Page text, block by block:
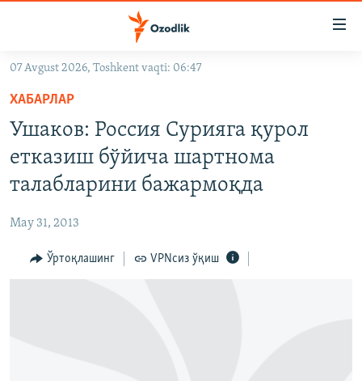
Асосий
навигацияга
ўтинг
Қидиришга
ўтинг
На русском
ИЖТИМОИЙ ТАРМОҚЛАР
07 Avgust 2026, Toshkent vaqti: 06:47
ХАБАРЛАР
Ушаков: Россия Сурияга қурол
етказиш бўйича шартнома
талабларини бажармоқда
May 31, 2013
Ўртоқлашинг VPNсиз ўқиш